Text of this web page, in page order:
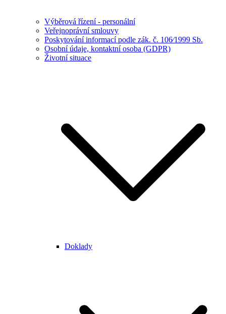
Výběrová řízení - personální
Veřejnoprávní smlouvy
Poskytování informací podle zák. č. 106⁄1999 Sb.
Osobní údaje, kontaktní osoba (GDPR)
Životní situace
Doklady